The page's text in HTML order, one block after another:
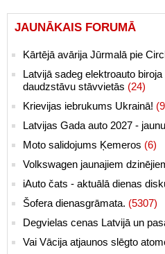
JAUNĀKAIS FORUMĀ
Kārtējā avārija Jūrmalā pie
Latvijā sadeg elektroauto
daudzstāvu stāvvietās (24)
Krievijas iebrukums Ukrainā!
Latvijas Gada auto 2027 -
Moto salidojums Ķemeros (6)
Volkswagen jaunajiem
iAuto čats - aktuālā dienas
Šofera dienasgrāmata. (5307)
Degvielas cenas Latvijā un
Vai Vācija atjaunos slēgto